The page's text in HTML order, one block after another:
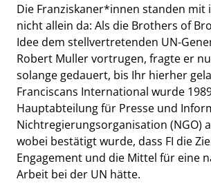
Die Franziskaner*innen standen mit
nicht allein da: Als die Brothers of
Idee dem stellvertretenden UN-
Robert Muller vortrugen, fragte er
solange gedauert, bis Ihr hierher
Franciscans International wurde
Hauptabteilung für Presse und
Nichtregierungsorganisation (NGO)
wobei bestätigt wurde, dass FI die
Engagement und die Mittel für eine
Arbeit bei der UN hätte.